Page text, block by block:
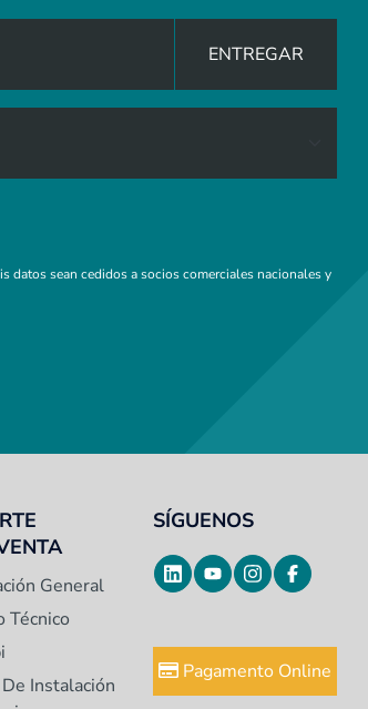
ENTREGAR
datos sean cedidos a socios comerciales nacionales y
General
Técnico
Instalación
SÍGUENOS
Pagamento Online